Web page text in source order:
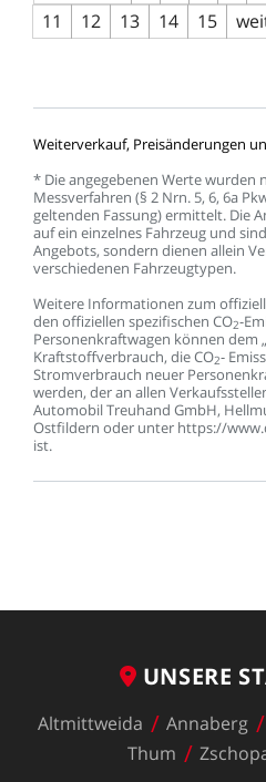
11
12 13 14 15
Weiterverkauf, Preisänderungen
* Dieangegebenen Wertewurden
Messverfahren (§ 2 Nrn. 5, 6, 6a
geltenden Fassung)ermittelt. Die
aufein einzelnes Fahrzeug und sind
Angebots, sondern dienen allein
verschiedenen Fahrzeugtypen.
Weitere Informationen zum
den offiziellen spezifischen CO2-
Personenkraftwagen können dem
Kraftstoffverbrauch, dieCO2-
Stromverbrauch neuer
werden, deran allen
AutomobilTreuhand GmbH,
Ostfildern oder unter https://
ist.
UNSERE
Altmittweida Annaberg
Thum